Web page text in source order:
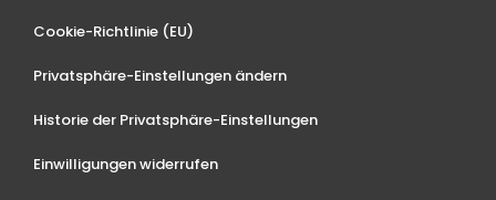
Cookie-Richtlinie (EU)
Privatsphäre-Einstellungen ändern
Historie der Privatsphäre-Einstellungen
Einwilligungen widerrufen